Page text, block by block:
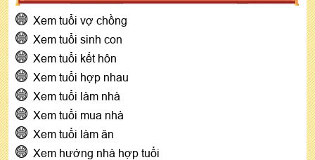
Xem tuổi vợ chồng
Xem tuổi sinh con
Xem tuổi kết hôn
Xem tuổi hợp nhau
Xem tuổi làm nhà
Xem tuổi mua nhà
Xem tuổi làm ăn
Xem hướng nhà hợp tuổi